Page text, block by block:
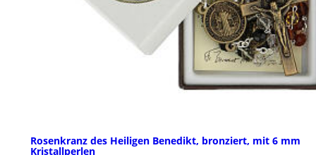
Rosenkranz des Heiligen Benedikt, bronziert, mit 6 mm
Kristallperlen